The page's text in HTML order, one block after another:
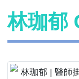
林珈郁